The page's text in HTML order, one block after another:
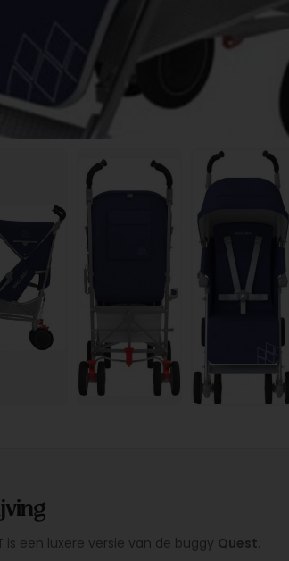
is een luxere versie van de buggy Quest.